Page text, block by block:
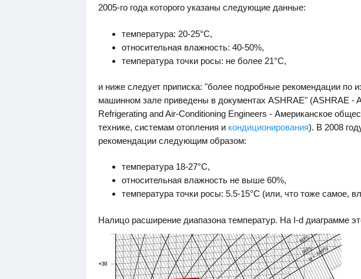
2005-го года которого указаны следующие данные:
температура: 20-25°С,
относительная влажность: 40-50%,
температура точки росы: не более 21°С,
и ниже следует приписка: "более подробные рекомендации по
машинном зале приведены в документах ASHRAE" (ASHRAE -
Refrigerating and Air-Conditioning Engineers - Американское
технике, системам отопления и кондиционирования). В 2008
рекомендации следующим образом:
температура 18-27°С,
относительная влажность не выше 60%,
температура точки росы: 5.5-15°С (или, что тоже самое,
Налицо расширение диапазона температур. На I-d диаграмме